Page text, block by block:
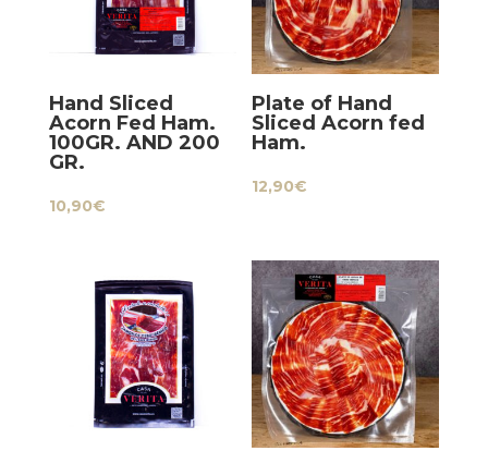
Hand Sliced
Acorn Fed Ham.
100GR. AND 200
GR.
10,90€
Plate of Hand
Sliced Acorn fed
Ham.
12,90€